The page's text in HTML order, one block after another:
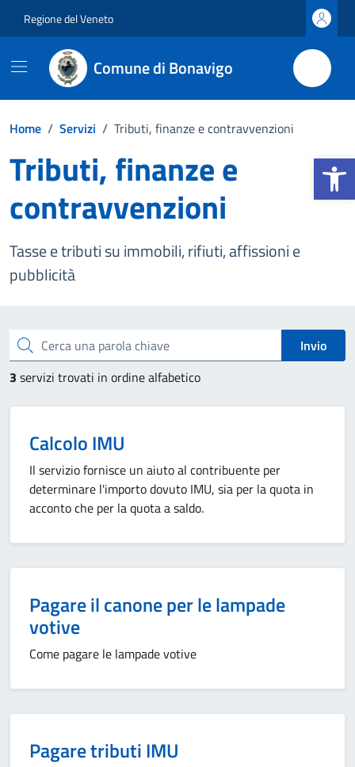
Apri la
Regione del Veneto
Comune di Bonavigo
Home / Servizi / Tributi, finanze e contravvenzioni
Tributi, finanze e
contravvenzioni
Tasse e tributi su immobili, rifiuti, affissioni e
pubblicità
Cerca una parola chiave
Invio
3 servizi trovati in ordine alfabetico
Calcolo IMU
Il servizio fornisce un aiuto al contribuente per
determinare l'importo dovuto IMU, sia per la quota in
acconto che per la quota a saldo.
Pagare il canone per le lampade
votive
Come pagare le lampade votive
Pagare tributi IMU